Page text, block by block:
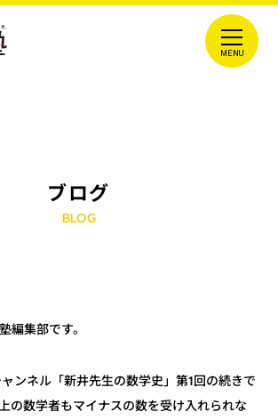
ブログ
BLOG
編集部です。
ンネル「新井先生の数学史」第1回の続きで
の数学者もマイナスの数を受け入れられな